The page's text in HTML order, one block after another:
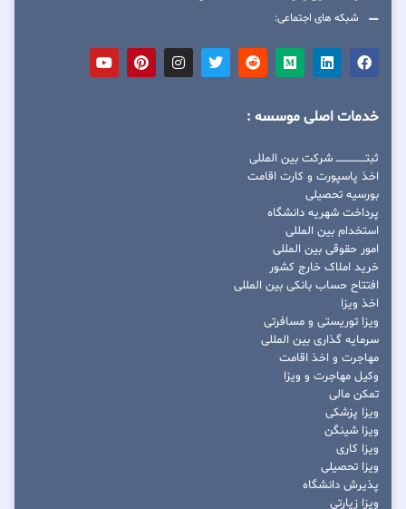
شبکه های اجتماعی:
خدمات اصلی موسسه :
ثبتــــــــــــــــ شرکت بین المللی
اخذ پاسپورت و کارت اقامت
بورسیه تحصیلی
پرداخت شهریه دانشگاه
استخدام بین المللی
امور حقوقی بین المللی
خرید املاک خارج کشور
افتتاح حساب بانکی بین المللی
اخذ ویزا
ویزا توریستی و مسافرتی
سرمایه گذاری بین المللی
مهاجرت و اخذ اقامت
وکیل مهاجرت و ویزا
تمکن مالی
ویزا پزشکی
ویزا شینگن
ویزا کاری
ویزا تحصیلی
پذیرش دانشگاه
ویزا زیارتی